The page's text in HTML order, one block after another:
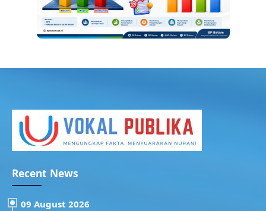
Recent News
09 August 2026